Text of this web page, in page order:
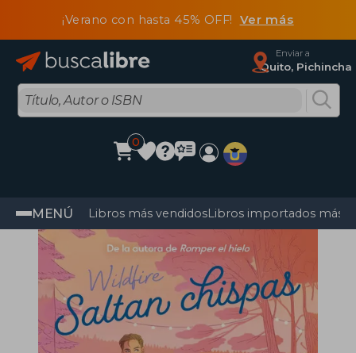
¡Verano con hasta 45% OFF! Ver más
Enviar a
Quito, Pichincha
0
MENÚ Libros más vendidosLibros importados más